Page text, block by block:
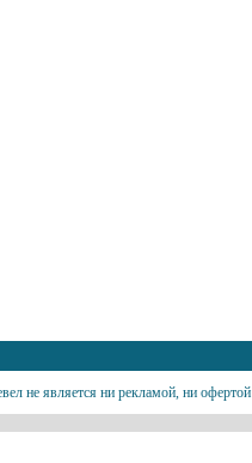
не является ни рекламой, ни офертой